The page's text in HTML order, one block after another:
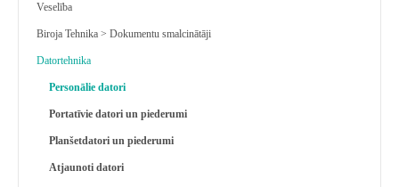
Veselība
Biroja Tehnika > Dokumentu smalcinātāji
Datortehnika
Personālie datori
Portatīvie datori un piederumi
Planšetdatori un piederumi
Atjaunoti datori